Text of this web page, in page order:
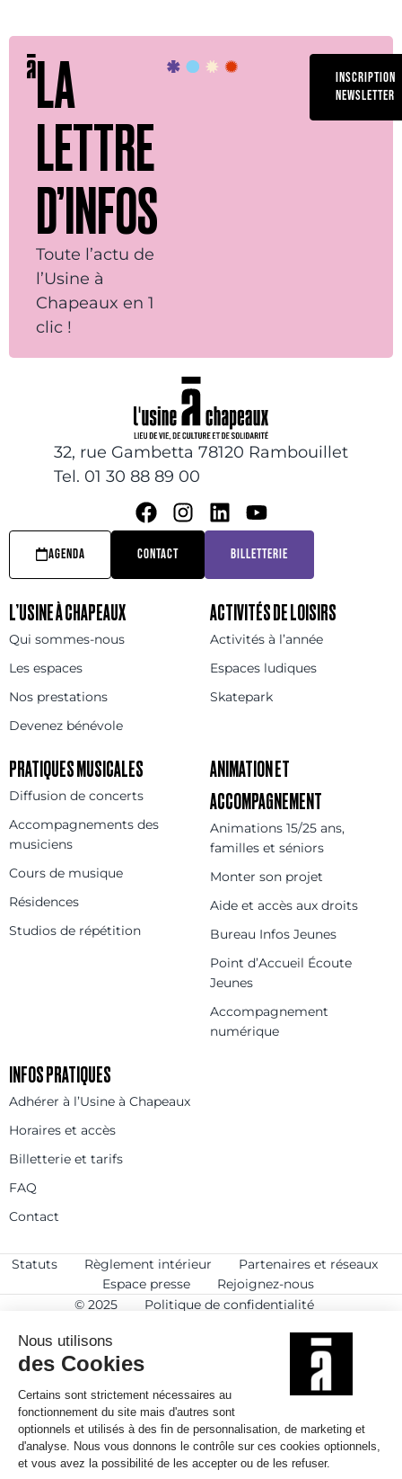
LA
LETTRE
D’INFOS
Toute l’actu de
l’Usine à
Chapeaux en 1
clic !
INSCRIPTION
NEWSLETTER
32, rue Gambetta 78120 Rambouillet
Tel. 01 30 88 89 00
AGENDA CONTACT BILLETTERIE
L’USINE À CHAPEAUX
Qui sommes-nous
Les espaces
Nos prestations
Devenez bénévole
ACTIVITÉS DE LOISIRS
Activités à l’année
Espaces ludiques
Skatepark
PRATIQUES MUSICALES
Diffusion de concerts
Accompagnements des
musiciens
Cours de musique
Résidences
Studios de répétition
ANIMATION ET
ACCOMPAGNEMENT
Animations 15/25 ans,
familles et séniors
Monter son projet
Aide et accès aux droits
Bureau Infos Jeunes
Point d’Accueil Écoute
Jeunes
Accompagnement
numérique
INFOS PRATIQUES
Adhérer à l’Usine à Chapeaux
Horaires et accès
Billetterie et tarifs
FAQ
Contact
Statuts Règlement intérieur
Partenaires et réseaux
Espace presse
Rejoignez-nous
© 2025
Politique de confidentialité